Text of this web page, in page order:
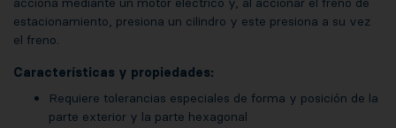
estacionamiento, presiona un cilindro y este presiona a su vez
el freno.
Características y propiedades:
Requiere tolerancias especiales de forma y posición de la
parte exterior y la parte hexagonal